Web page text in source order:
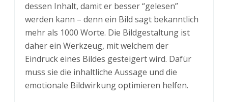
dessen Inhalt, damit er besser “gelesen”
werden kann – denn ein Bild sagt bekanntlich
mehr als 1000 Worte. Die Bildgestaltung ist
daher ein Werkzeug, mit welchem der
Eindruck eines Bildes gesteigert wird. Dafür
muss sie die inhaltliche Aussage und die
emotionale Bildwirkung optimieren helfen.